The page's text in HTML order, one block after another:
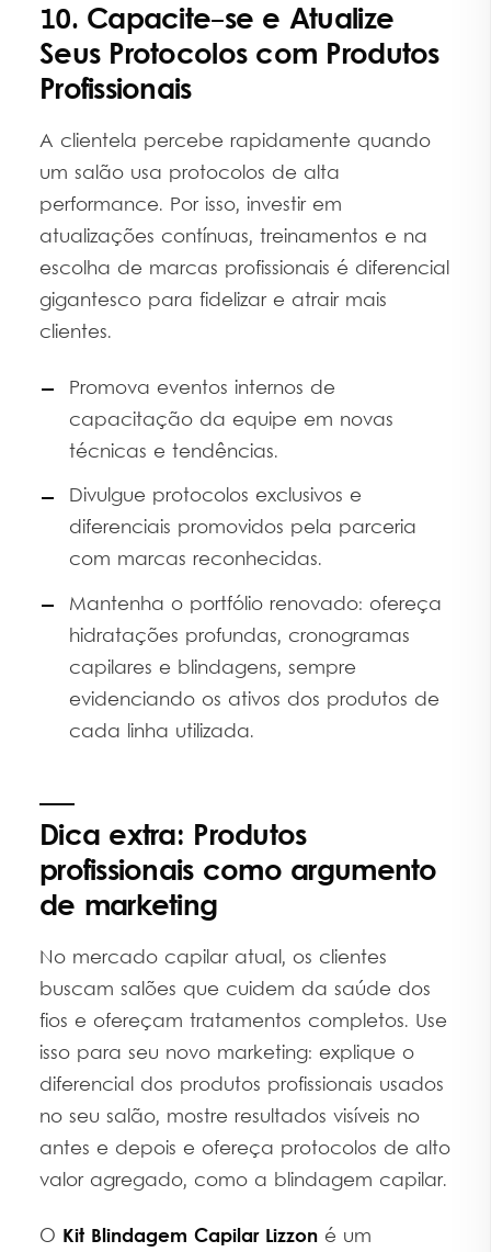
10. Capacite-se e Atualize
Seus Protocolos com Produtos
Profissionais
A clientela percebe rapidamente quando
um salão usa protocolos de alta
performance. Por isso, investir em
atualizações contínuas, treinamentos e na
escolha de marcas profissionais é diferencial
gigantesco para fidelizar e atrair mais
clientes.
Promova eventos internos de
capacitação da equipe em novas
técnicas e tendências.
Divulgue protocolos exclusivos e
diferenciais promovidos pela parceria
com marcas reconhecidas.
Mantenha o portfólio renovado: ofereça
hidratações profundas, cronogramas
capilares e blindagens, sempre
evidenciando os ativos dos produtos de
cada linha utilizada.
Dica extra: Produtos
profissionais como argumento
de marketing
No mercado capilar atual, os clientes
buscam salões que cuidem da saúde dos
fios e ofereçam tratamentos completos. Use
isso para seu novo marketing: explique o
diferencial dos produtos profissionais usados
no seu salão, mostre resultados visíveis no
antes e depois e ofereça protocolos de alto
valor agregado, como a blindagem capilar.
O Kit Blindagem Capilar Lizzon é um